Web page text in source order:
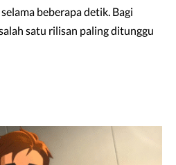
beberapa detik. Bagi
satu rilisan paling ditunggu